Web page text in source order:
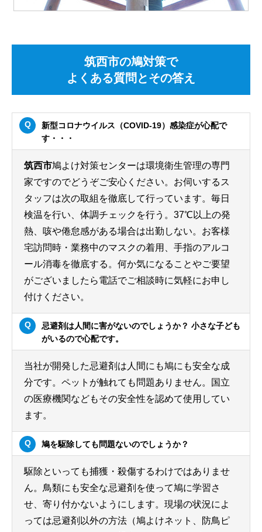
筑西市の鳩対策で
よくある質問とその答え
新型コロナウイルス（COVID-19）感染症が心配で
す・・・
筑西市鳩よけ対策センターは環境衛生管理の専門
家ですのでどうぞご安心ください。お伺いするス
タッフは次の取組を徹底して行っています。毎日
検温を行い、体調チェックを行う。37℃以上の発
熱、咳や倦怠感がある場合は出勤しない。お客様
宅訪問時・業務中のマスクの着用、手指のアルコ
ール消毒を徹底する。何か気になることやご要望
がございましたら電話でご相談時に気軽にお申し
付けください。
忌避剤は人間に害がないのでしょうか？ 小さな子ども
がいるので心配です。
当社が開発した忌避剤は人間にも鳩にも安全な成
分です。ペットが触れても問題ありません。国立
の医療機関などもその安全性を認めて使用してい
ます。
鳩を駆除しても問題ないのでしょうか？
駆除といっても捕獲・殺傷するわけではありませ
ん。鳥類にも安全な忌避剤を使って鳩に学習さ
せ、寄り付かないようにします。現場の状況によ
っては忌避剤以外の方法（鳩よけネット、防鳥ピ